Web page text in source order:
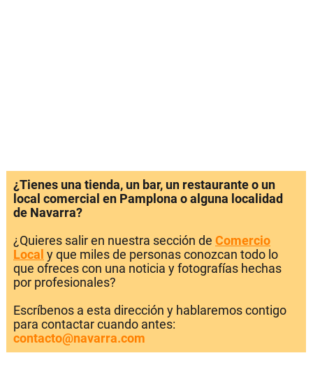
¿Tienes una tienda, un bar, un restaurante o un
local comercial en Pamplona o alguna localidad
de Navarra?
¿Quieres salir en nuestra sección de Comercio
Local y que miles de personas conozcan todo lo
que ofreces con una noticia y fotografías hechas
por profesionales?
Escríbenos a esta dirección y hablaremos contigo
para contactar cuando antes:
contacto@navarra.com